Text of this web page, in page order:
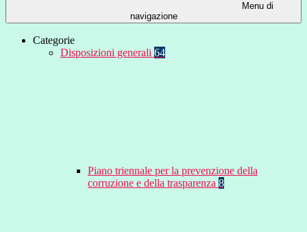
Menu di
navigazione
Categorie
Disposizioni generali 64
Piano triennale per la prevenzione della
corruzione e della trasparenza 8